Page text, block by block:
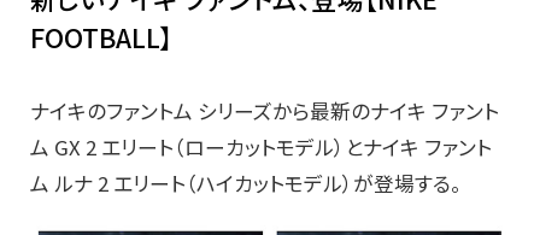
FOOTBALL】
ナイキのファントム シリーズから最新のナイキ ファント
ム GX 2 エリート（ローカットモデル）とナイキ ファント
ム ルナ 2 エリート（ハイカットモデル）が登場する。